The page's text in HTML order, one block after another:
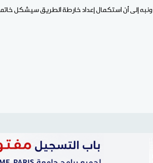
ونبه إلى أن استكمال إعداد خارطة الطريق سيشكل